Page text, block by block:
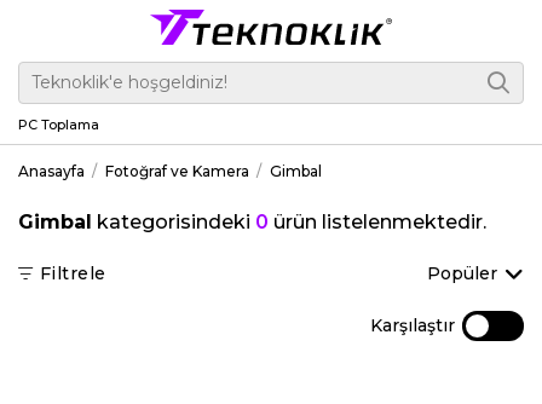
PC Toplama
Anasayfa Fotoğraf ve Kamera Gimbal
Gimbal kategorisindeki 0 ürün listelenmektedir.
Filtrele Popüler
Karşılaştır